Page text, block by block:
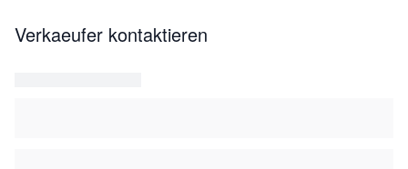
Verkaeufer kontaktieren